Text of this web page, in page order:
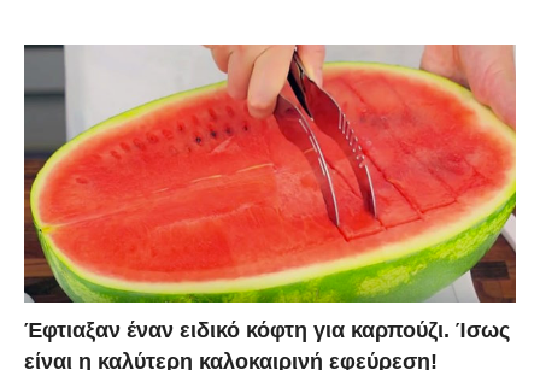
Έφτιαξαν έναν ειδικό κόφτη για καρπούζι. Ίσως
είναι η καλύτερη καλοκαιρινή εφεύρεση!